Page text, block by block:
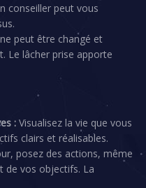
conseiller peut vous
peut être changé et
Le lâcher prise apporte
: Visualisez la vie que vous
clairs et réalisables.
posez des actions, même
de vos objectifs. La